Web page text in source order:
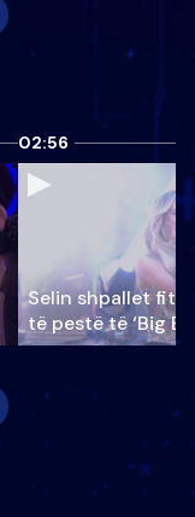
02:56
Selin shpallet
të pestë të ‘Big